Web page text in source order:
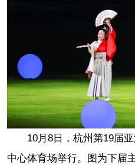
10月8日，杭州第19届
中心体育场举行。图为下届